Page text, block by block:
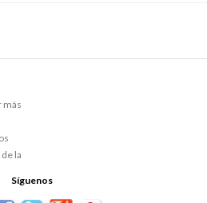
Síguenos